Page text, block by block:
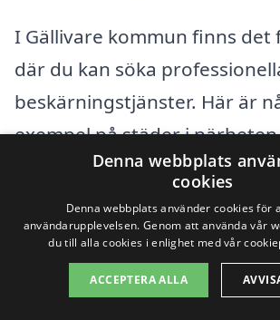
I Gällivare kommun finns det
där du kan söka
beskärningstjänster. Här är
exempel på städer i närheten
där du kan hitta hjälp:
Gällivare
Malmberget
Denna webbplats
cookies
Denna webbplats använder cookies för
användarupplevelsen. Genom att använda vår
du till alla cookies i enlighet med vår
ACCEPTERA ALLA